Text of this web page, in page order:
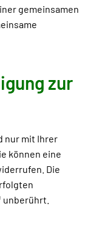
gemeinsamen
zur
nur mit Ihrer
können eine
Die